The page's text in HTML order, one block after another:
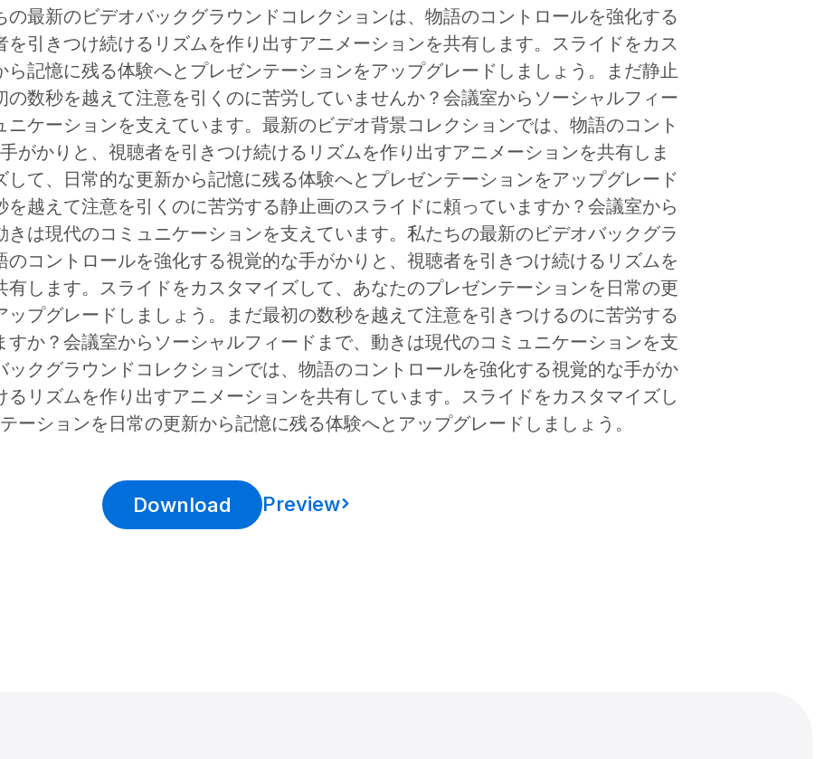
の最新のビデオバックグラウンドコレクションは、物語のコントロールを強化する
引きつけ続けるリズムを作り出すアニメーションを共有します。スライドをカス
ら記憶に残る体験へとプレゼンテーションをアップグレードしましょう。まだ静止
の数秒を越えて注意を引くのに苦労していませんか？会議室からソーシャルフィー
ニケーションを支えています。最新のビデオ背景コレクションでは、物語のコント
がかりと、視聴者を引きつけ続けるリズムを作り出すアニメーションを共有しま
て、日常的な更新から記憶に残る体験へとプレゼンテーションをアップグレード
を越えて注意を引くのに苦労する静止画のスライドに頼っていますか？会議室から
きは現代のコミュニケーションを支えています。私たちの最新のビデオバックグラ
のコントロールを強化する視覚的な手がかりと、視聴者を引きつけ続けるリズムを
します。スライドをカスタマイズして、あなたのプレゼンテーションを日常の更
プグレードしましょう。まだ最初の数秒を越えて注意を引きつけるのに苦労する
か？会議室からソーシャルフィードまで、動きは現代のコミュニケーションを支
ックグラウンドコレクションでは、物語のコントロールを強化する視覚的な手がか
るリズムを作り出すアニメーションを共有しています。スライドをカスタマイズし
ーションを日常の更新から記憶に残る体験へとアップグレードしましょう。
Download Preview